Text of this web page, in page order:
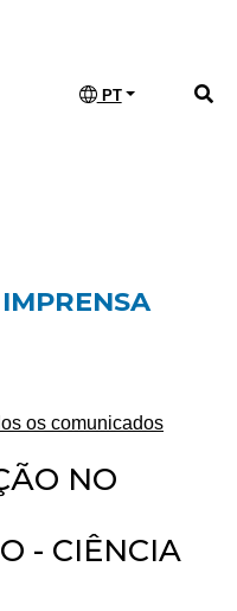
PT
os comunicados
NO
- CIÊNCIA